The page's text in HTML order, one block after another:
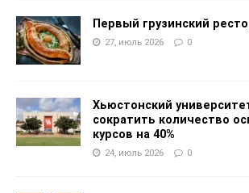
Первый грузинский
27, июль 2026 0
Хьюстонский
сократить количество
курсов на 40%
24, июль 2026 0